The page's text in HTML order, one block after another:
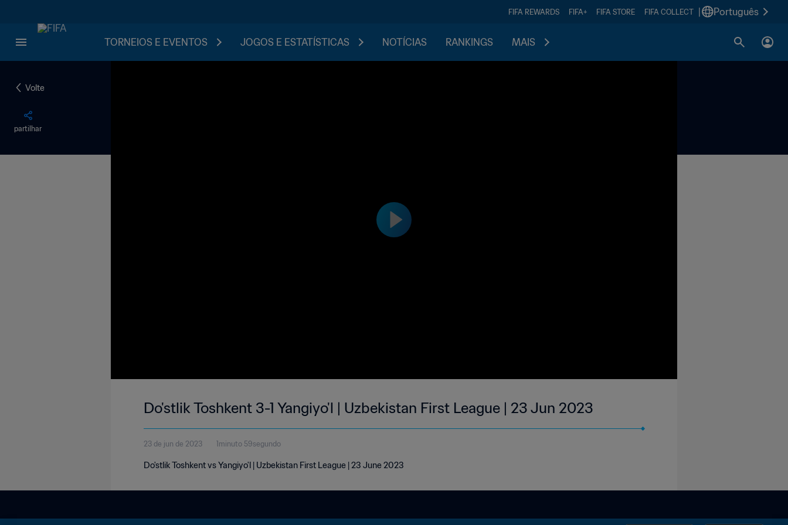
FIFA REWARDS FIFA+ FIFA STORE FIFA COLLECT Português
TORNEIOS E EVENTOS JOGOS E ESTATÍSTICAS NOTÍCIAS RANKINGS MAIS
Volte
partilhar
Do'stlik Toshkent 3-1 Yangiyo'l | Uzbekistan First League | 23 Jun 2023
23 de jun de 2023 1minuto 59segundo
Do'stlik Toshkent vs Yangiyo'l | Uzbekistan First League | 23 June 2023